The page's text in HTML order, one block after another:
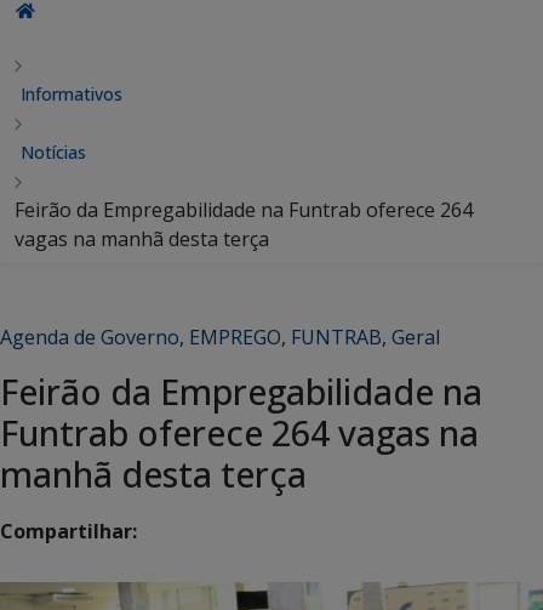
Informativos
Notícias
Feirão da Empregabilidade na Funtrab oferece 264
vagas na manhã desta terça
Agenda de Governo, EMPREGO, FUNTRAB, Geral
Feirão da Empregabilidade na
Funtrab oferece 264 vagas na
manhã desta terça
Compartilhar: